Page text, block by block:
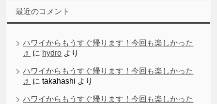
最近のコメント
ハワイからもうすぐ帰ります！今回も楽しかった
♬
に hydro より
ハワイからもうすぐ帰ります！今回も楽しかった
♬
にtakahashi より
ハワイからもうすぐ帰ります！今回も楽しかった